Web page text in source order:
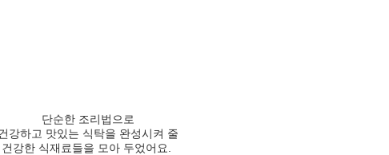
단순한 조리법으로
강하고 맛있는 식탁을 완성시켜 줄
건강한 식재료들을 모아 두었어요.